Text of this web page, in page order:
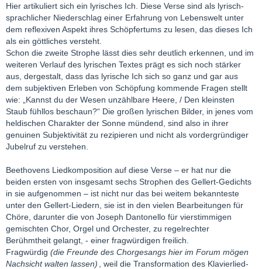
Hier artikuliert sich ein lyrisches Ich. Diese Verse sind als lyrisch-
sprachlicher Niederschlag einer Erfahrung von Lebenswelt unter
dem reflexiven Aspekt ihres Schöpfertums zu lesen, das dieses Ich
als ein göttliches versteht.
Schon die zweite Strophe lässt dies sehr deutlich erkennen, und im
weiteren Verlauf des lyrischen Textes prägt es sich noch stärker
aus, dergestalt, dass das lyrische Ich sich so ganz und gar aus
dem subjektiven Erleben von Schöpfung kommende Fragen stellt
wie: „Kannst du der Wesen unzählbare Heere, / Den kleinsten
Staub fühllos beschaun?“ Die großen lyrischen Bilder, in jenes vom
heldischen Charakter der Sonne mündend, sind also in ihrer
genuinen Subjektivität zu rezipieren und nicht als vordergründiger
Jubelruf zu verstehen.
Beethovens Liedkomposition auf diese Verse – er hat nur die
beiden ersten von insgesamt sechs Strophen des Gellert-Gedichts
in sie aufgenommen – ist nicht nur das bei weitem bekannteste
unter den Gellert-Liedern, sie ist in den vielen Bearbeitungen für
Chöre, darunter die von Joseph Dantonello für vierstimmigen
gemischten Chor, Orgel und Orchester, zu regelrechter
Berühmtheit gelangt, - einer fragwürdigen freilich.
Fragwürdig (die Freunde des Chorgesangs hier im Forum mögen
Nachsicht walten lassen)
, weil die Transformation des Klavierlied-